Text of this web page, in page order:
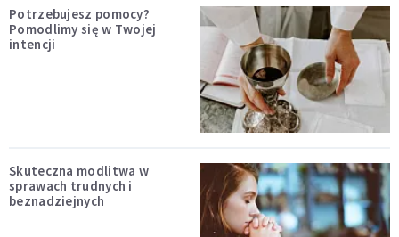
Potrzebujesz pomocy?
Pomodlimy się w Twojej
intencji
Skuteczna modlitwa w
sprawach trudnych i
beznadziejnych